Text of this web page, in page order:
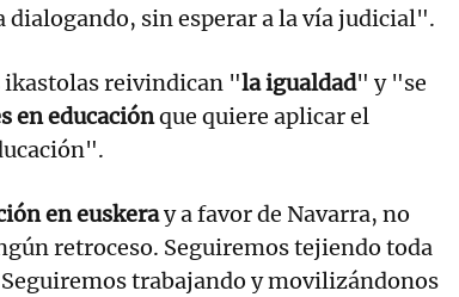
dialogando, sin esperar a la vía judicial".
ikastolas reivindican "la igualdad" y "se
en educaciónque quiere aplicar el
en euskeray a favor de Navarra, no
retroceso. Seguiremos tejiendo toda
trabajando y movilizándonos